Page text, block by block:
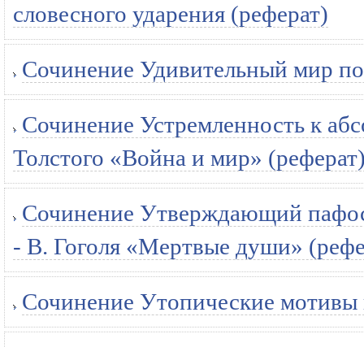
словесного ударения (реферат)
Сочинение Удивительный мир
Сочинение Устремленность к
Толстого «Война и мир»
Сочинение Утверждающий
- В. Гоголя «Мертвые души»
Сочинение Утопические мотивы